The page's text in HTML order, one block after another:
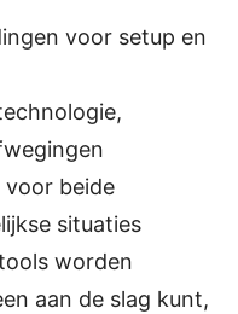
voor setup en
beide
situaties
worden
aan de slag kunt,